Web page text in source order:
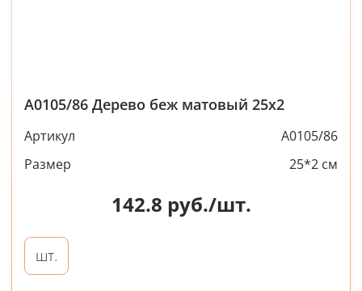
A0105/86 Дерево беж матовый 25х2
Артикул
A0105/86
Размер
25*2 см
142.8 руб./шт.
шт.